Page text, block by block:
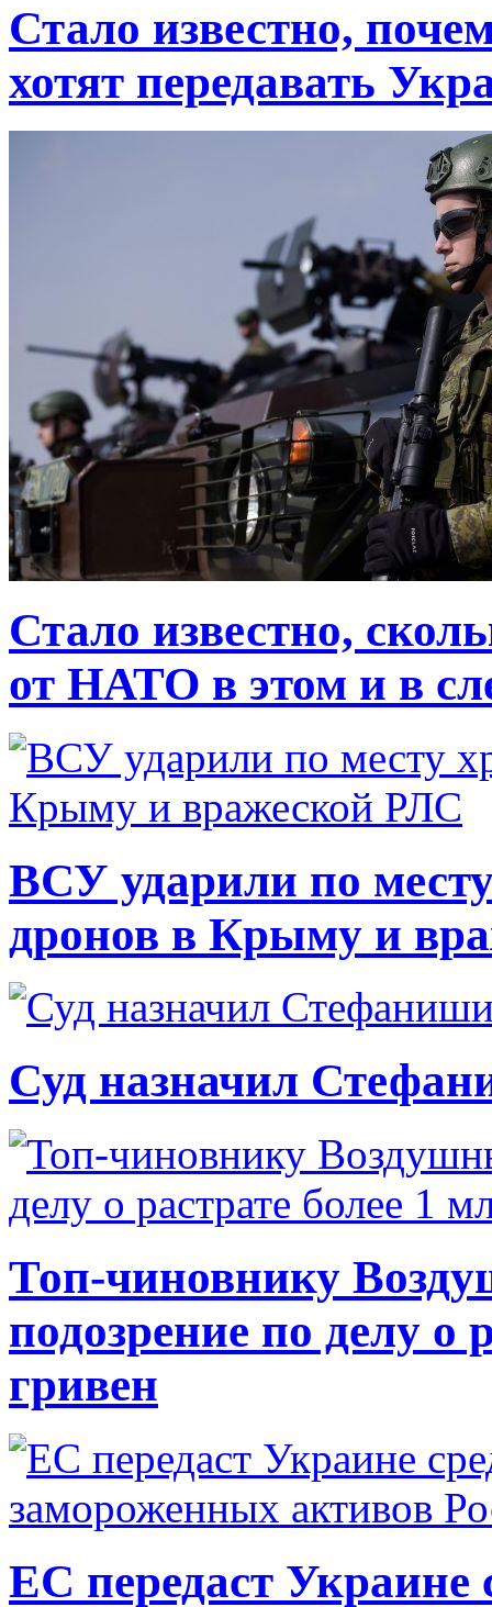
Стало известно,
хотят передавать
Стало известно,
от НАТО в этом и в
ВСУ ударили по
дронов в Крыму и
Суд назначил
Топ-чиновнику
подозрение по делу о
гривен
ЕС передаст Украине